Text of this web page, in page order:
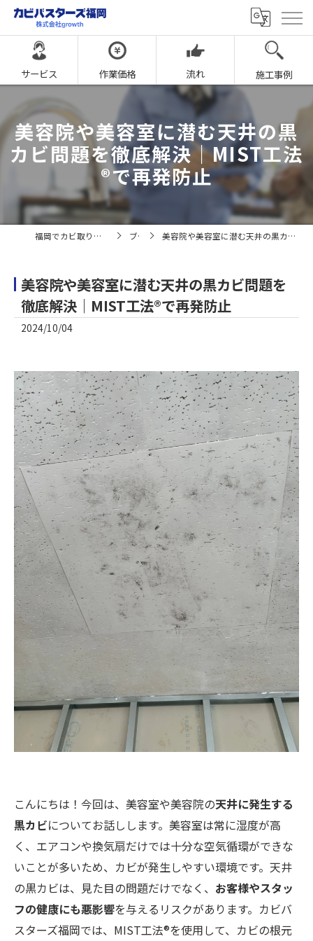
サービス 作業価格 流れ 施工事例
美容院や美容室に潜む天井の黒
カビ問題を徹底解決｜MIST工法
®で再発防止
福岡でカビ取りならカビバスターズ福岡 ブログ 美容院や美容室に潜む天井の黒カビ問題を徹底解決｜MIST工法®で再発防止
美容院や美容室に潜む天井の黒カビ問題を
徹底解決｜MIST工法®で再発防止
2024/10/04
こんにちは！今回は、美容室や美容院の天井に発生する
黒カビについてお話しします。美容室は常に湿度が高
く、エアコンや換気扇だけでは十分な空気循環ができな
いことが多いため、カビが発生しやすい環境です。天井
の黒カビは、見た目の問題だけでなく、 お客様やスタッ
フの健康にも悪影響を与えるリスクがあります。カビバ
スターズ福岡では、MIST工法®を使用して、カビの根元